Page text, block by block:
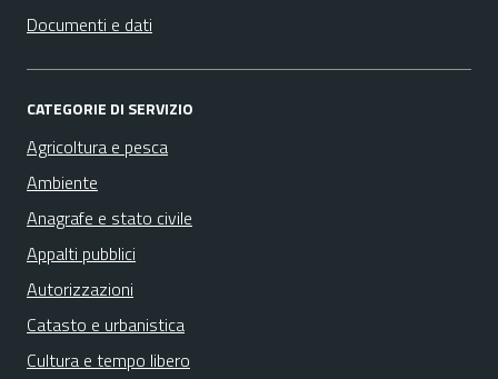
Documenti e dati
CATEGORIE DI SERVIZIO
Agricoltura e pesca
Ambiente
Anagrafe e stato civile
Appalti pubblici
Autorizzazioni
Catasto e urbanistica
Cultura e tempo libero